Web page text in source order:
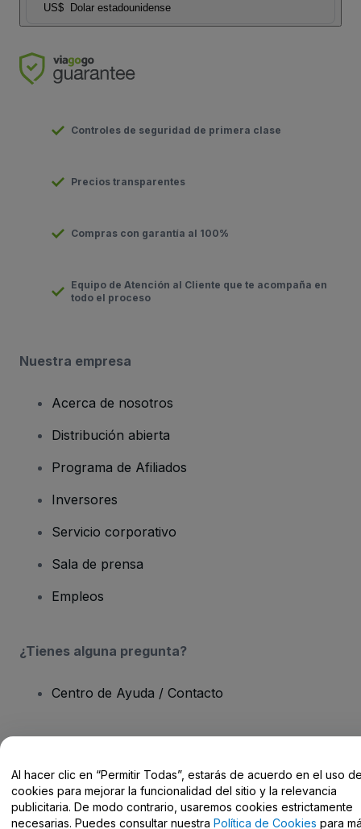
US$ Dolar estadounidense
Controles de seguridad de primera clase
Precios transparentes
Compras con garantía al 100%
Equipo de Atención al Cliente que te acompaña en
todo el proceso
Nuestra empresa
Acerca de nosotros
Distribución abierta
Programa de Afiliados
Inversores
Servicio corporativo
Sala de prensa
Empleos
¿Tienes alguna pregunta?
Centro de Ayuda / Contacto
Derechos reservados © viagogo Entertainment Inc 2026
Datos de
la Empresa
El uso de este sitio web constituye la aceptación de losTérminos y
Condiciones, de laPolítica de Privacidad , de laPolítica de Cookies
Al hacer clic en “Permitir Todas”, estarás de acuerdo en el uso
cookies para mejorar la funcionalidad del sitio y la relevancia
publicitaria. De modo contrario, usaremos cookies estrictamente
necesarias. Puedes consultar nuestra Política de Cookies para